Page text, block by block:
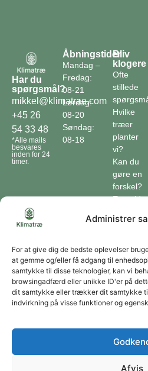
Administrer
For at give dig de bedste oplevelser
at gemme og/eller få adgang til
samtykke til disse teknologier, kan vi
browsingadfærd eller unikke ID'er på
dit samtykke eller trækker dit samtykke
indvirkning på visse funktioner og
Afvis
Har du
spørgsmål?
mikkel@klimatrae.com
+45 26
54 33 48
*Alle mails
besvares
inden for 24
timer.
Åbningstider
Mandag –
Fredag:
08-21
Lørdag:
08-20
Søndag:
08-18
Bliv
klogere
Ofte
stillede
Hvilke
træer
planter
vi?
Kan du
gøre en
forskel?
En guide
optager
træer
co2?
Forbliv